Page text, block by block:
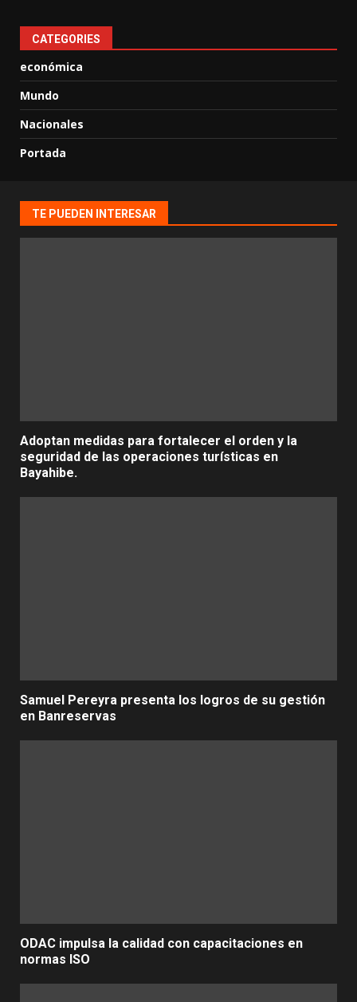
CATEGORIES
económica
Mundo
Nacionales
Portada
TE PUEDEN INTERESAR
Adoptan medidas para fortalecer el orden y la
seguridad de las operaciones turísticas en
Bayahibe.
Samuel Pereyra presenta los logros de su gestión
en Banreservas
ODAC impulsa la calidad con capacitaciones en
normas ISO